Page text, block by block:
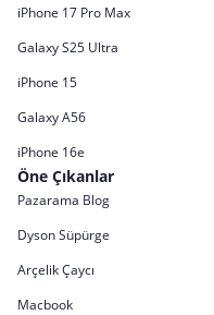
iPhone 17 Pro Max
Galaxy S25 Ultra
iPhone 15
Galaxy A56
iPhone 16e
Öne Çıkanlar
Pazarama Blog
Dyson Süpürge
Arçelik Çaycı
Macbook